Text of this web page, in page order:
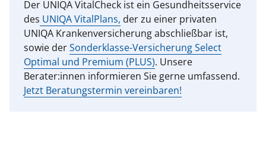
Der UNIQA VitalCheck ist ein Gesundheitsservice
des UNIQA VitalPlans, der zu einer privaten
UNIQA Krankenversicherung abschließbar ist,
sowie derSonderklasse-Versicherung Select
Optimal und Premium (PLUS). Unsere
Berater:innen informieren Sie gerne umfassend.
Jetzt Beratungstermin vereinbaren!